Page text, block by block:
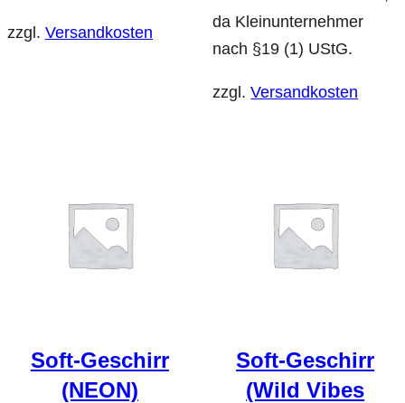
zzgl. Versandkosten
da Kleinunternehmer
nach §19 (1) UStG.
zzgl.Versandkosten
Soft-Geschirr
(NEON)
Soft-Geschirr
(Wild Vibes